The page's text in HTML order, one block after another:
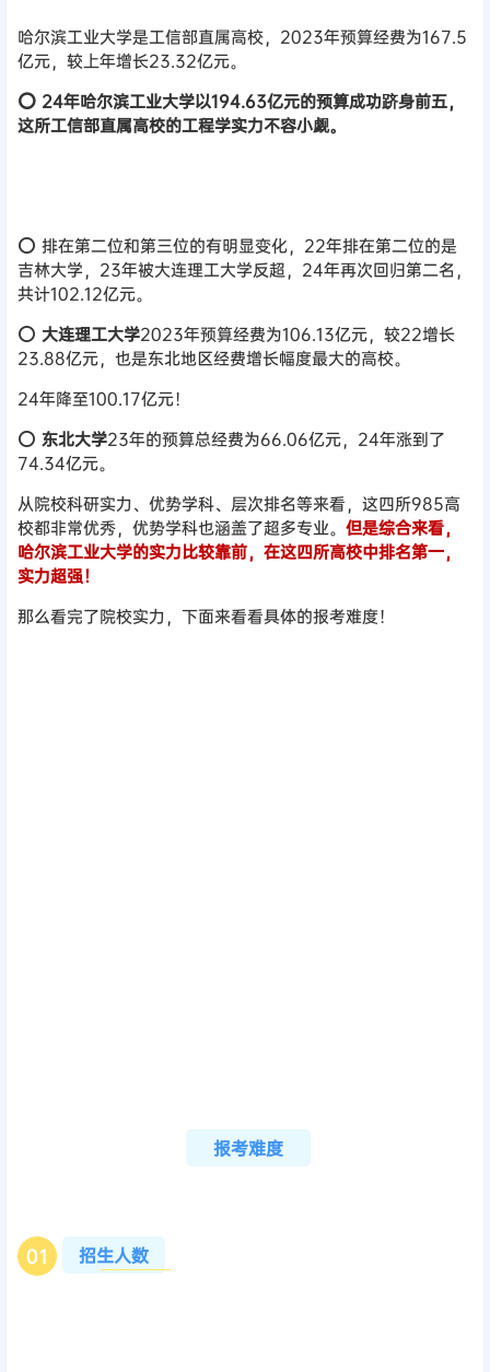
哈尔滨工业大学是工信部直属高校，2023年预算经费为167.5
亿元，较上年增长23.32亿元。
⭕ 24年哈尔滨工业大学以194.63亿元的预算成功跻身前五，
这所工信部直属高校的工程学实力不容小觑。
⭕ 排在第二位和第三位的有明显变化，22年排在第二位的是
吉林大学，23年被大连理工大学反超，24年再次回归第二名，
共计102.12亿元。
⭕ 大连理工大学2023年预算经费为106.13亿元，较22增长
23.88亿元，也是东北地区经费增长幅度最大的高校。
24年降至100.17亿元！
⭕ 东北大学23年的预算总经费为66.06亿元，24年涨到了
74.34亿元。
从院校科研实力、优势学科、层次排名等来看，这四所985高
校都非常优秀，优势学科也涵盖了超多专业。 但是综合来看，
哈尔滨工业大学的实力比较靠前，在这四所高校中排名第一，
实力超强！
那么看完了院校实力，下面来看看具体的报考难度！
报考难度
01 招生人数